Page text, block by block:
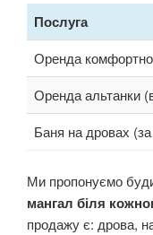
Послуга
Оренда
Оренда альтанки
Баня на дровах (за
Ми пропонуємо
мангал біля
продажу є: дрова,